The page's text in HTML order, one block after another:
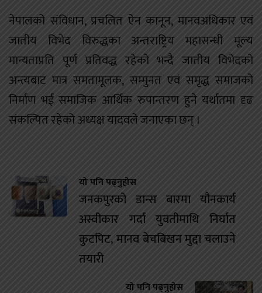
नेपालको संविधान, प्रचलित ऐन कानून, मानवअधिकार एवं
जातीय विभेद विरुद्धका अन्तराष्ट्रिय महासन्धी मूल्य
मान्यताप्रति पूर्ण प्रतिवद्ध रहेको भन्दै जातीय विभेदको
अन्त्यबाट मात्र समतामूलक, सम्मुनत एवं समृद्ध समाजको
निर्माण भई समाजिक आर्थिक रुपान्तरण हुने यर्थातमा दृढ
संकल्पित रहेको अध्यक्ष यादवले जनाएका छन् ।
यो पनि पढ्नुहोस
जनकपुरको डान्स बारमा यौनकार्य
अस्वीकार गर्दा युवतीमाथि निर्घात
कुटपिट, मानव बेचबिखन मुद्दा चलाउने
तयारी
यो पनि पढ्नुहोस